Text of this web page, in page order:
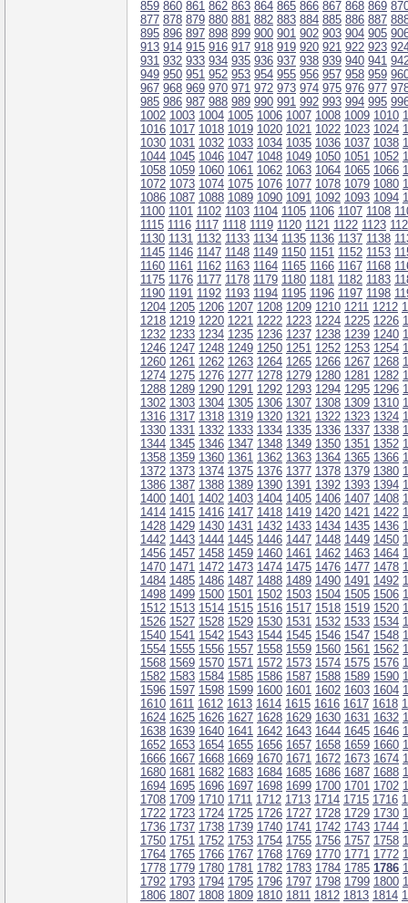
859 860 861 862 863 864 865 866 867 868 869
877 878 879 880 881 882 883 884 885 886 887
895 896 897 898 899 900 901 902 903 904 905
913 914 915 916 917 918 919 920 921 922 923
931 932 933 934 935 936 937 938 939 940 941
949 950 951 952 953 954 955 956 957 958 959
967 968 969 970 971 972 973 974 975 976 977
985 986 987 988 989 990 991 992 993 994 995
1002 1003 1004 1005 1006 1007 1008 1009 1010
1016 1017 1018 1019 1020 1021 1022 1023 1024
1030 1031 1032 1033 1034 1035 1036 1037 1038
1044 1045 1046 1047 1048 1049 1050 1051 1052
1058 1059 1060 1061 1062 1063 1064 1065 1066
1072 1073 1074 1075 1076 1077 1078 1079 1080
1086 1087 1088 1089 1090 1091 1092 1093 1094
1100 1101 1102 1103 1104 1105 1106 1107 1108
1115 1116 1117 1118 1119 1120 1121 1122 1123
1130 1131 1132 1133 1134 1135 1136 1137 1138
1145 1146 1147 1148 1149 1150 1151 1152 1153
1160 1161 1162 1163 1164 1165 1166 1167 1168
1175 1176 1177 1178 1179 1180 1181 1182 1183
1190 1191 1192 1193 1194 1195 1196 1197 1198
1204 1205 1206 1207 1208 1209 1210 1211 1212
1218 1219 1220 1221 1222 1223 1224 1225 1226
1232 1233 1234 1235 1236 1237 1238 1239 1240
1246 1247 1248 1249 1250 1251 1252 1253 1254
1260 1261 1262 1263 1264 1265 1266 1267 1268
1274 1275 1276 1277 1278 1279 1280 1281 1282
1288 1289 1290 1291 1292 1293 1294 1295 1296
1302 1303 1304 1305 1306 1307 1308 1309 1310
1316 1317 1318 1319 1320 1321 1322 1323 1324
1330 1331 1332 1333 1334 1335 1336 1337 1338
1344 1345 1346 1347 1348 1349 1350 1351 1352
1358 1359 1360 1361 1362 1363 1364 1365 1366
1372 1373 1374 1375 1376 1377 1378 1379 1380
1386 1387 1388 1389 1390 1391 1392 1393 1394
1400 1401 1402 1403 1404 1405 1406 1407 1408
1414 1415 1416 1417 1418 1419 1420 1421 1422
1428 1429 1430 1431 1432 1433 1434 1435 1436
1442 1443 1444 1445 1446 1447 1448 1449 1450
1456 1457 1458 1459 1460 1461 1462 1463 1464
1470 1471 1472 1473 1474 1475 1476 1477 1478
1484 1485 1486 1487 1488 1489 1490 1491 1492
1498 1499 1500 1501 1502 1503 1504 1505 1506
1512 1513 1514 1515 1516 1517 1518 1519 1520
1526 1527 1528 1529 1530 1531 1532 1533 1534
1540 1541 1542 1543 1544 1545 1546 1547 1548
1554 1555 1556 1557 1558 1559 1560 1561 1562
1568 1569 1570 1571 1572 1573 1574 1575 1576
1582 1583 1584 1585 1586 1587 1588 1589 1590
1596 1597 1598 1599 1600 1601 1602 1603 1604
1610 1611 1612 1613 1614 1615 1616 1617 1618
1624 1625 1626 1627 1628 1629 1630 1631 1632
1638 1639 1640 1641 1642 1643 1644 1645 1646
1652 1653 1654 1655 1656 1657 1658 1659 1660
1666 1667 1668 1669 1670 1671 1672 1673 1674
1680 1681 1682 1683 1684 1685 1686 1687 1688
1694 1695 1696 1697 1698 1699 1700 1701 1702
1708 1709 1710 1711 1712 1713 1714 1715 1716
1722 1723 1724 1725 1726 1727 1728 1729 1730
1736 1737 1738 1739 1740 1741 1742 1743 1744
1750 1751 1752 1753 1754 1755 1756 1757 1758
1764 1765 1766 1767 1768 1769 1770 1771 1772
1778 1779 1780 1781 1782 1783 1784 1785 1786
1792 1793 1794 1795 1796 1797 1798 1799 1800
1806 1807 1808 1809 1810 1811 1812 1813 1814